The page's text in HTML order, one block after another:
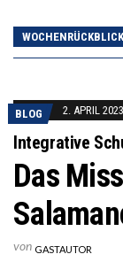
WOCHENRÜCKBLICK
BLOG 2. APRIL 2023
Integrative
Das
von GASTAUTOR